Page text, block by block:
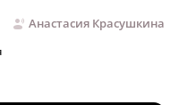
Анастасия Красушкина